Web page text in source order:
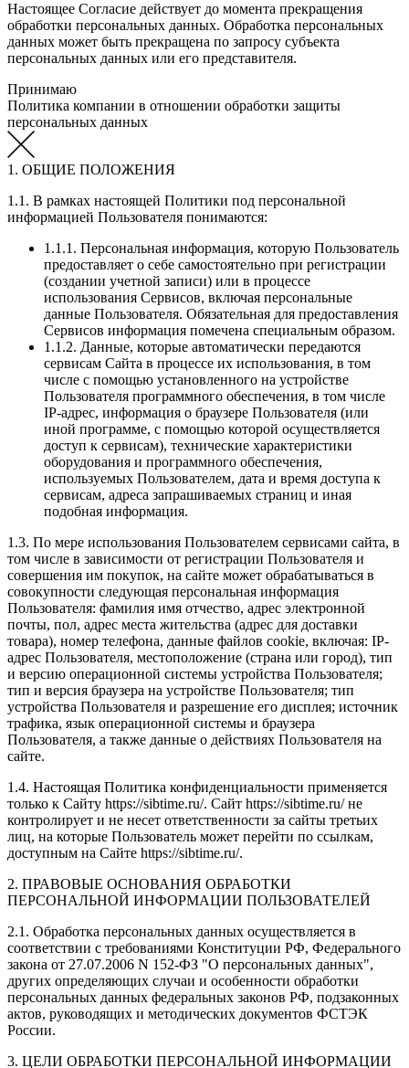
Настоящее Согласие действует до момента прекращения
обработки персональных данных. Обработка персональных
данных может быть прекращена по запросу субъекта
персональных данных или его представителя.
Принимаю
Политика компании в отношении обработки защиты
персональных данных
1. ОБЩИЕ ПОЛОЖЕНИЯ
1.1. В рамках настоящей Политики под персональной
информацией Пользователя понимаются:
1.1.1. Персональная информация, которую Пользователь
предоставляет о себе самостоятельно при регистрации
(создании учетной записи) или в процессе
использования Сервисов, включая персональные
данные Пользователя. Обязательная для предоставления
Сервисов информация помечена специальным образом.
1.1.2. Данные, которые автоматически передаются
сервисам Сайта в процессе их использования, в том
числе с помощью установленного на устройстве
Пользователя программного обеспечения, в том числе
IP-адрес, информация о браузере Пользователя (или
иной программе, с помощью которой осуществляется
доступ к сервисам), технические характеристики
оборудования и программного обеспечения,
используемых Пользователем, дата и время доступа к
сервисам, адреса запрашиваемых страниц и иная
подобная информация.
1.3. По мере использования Пользователем сервисами сайта, в
том числе в зависимости от регистрации Пользователя и
совершения им покупок, на сайте может обрабатываться в
совокупности следующая персональная информация
Пользователя: фамилия имя отчество, адрес электронной
почты, пол, адрес места жительства (адрес для доставки
товара), номер телефона, данные файлов cookie, включая: IP-
адрес Пользователя, местоположение (страна или город), тип
и версию операционной системы устройства Пользователя;
тип и версия браузера на устройстве Пользователя; тип
устройства Пользователя и разрешение его дисплея; источник
трафика, язык операционной системы и браузера
Пользователя, а также данные о действиях Пользователя на
сайте.
1.4. Настоящая Политика конфиденциальности применяется
только к Сайту https://sibtime.ru/. Сайт https://sibtime.ru/ не
контролирует и не несет ответственности за сайты третьих
лиц, на которые Пользователь может перейти по ссылкам,
доступным на Сайте https://sibtime.ru/.
2. ПРАВОВЫЕ ОСНОВАНИЯ ОБРАБОТКИ
ПЕРСОНАЛЬНОЙ ИНФОРМАЦИИ ПОЛЬЗОВАТЕЛЕЙ
2.1. Обработка персональных данных осуществляется в
соответствии с требованиями Конституции РФ, Федерального
закона от 27.07.2006 N 152-ФЗ "О персональных данных",
других определяющих случаи и особенности обработки
персональных данных федеральных законов РФ, подзаконных
актов, руководящих и методических документов ФСТЭК
России.
3. ЦЕЛИ ОБРАБОТКИ ПЕРСОНАЛЬНОЙ ИНФОРМАЦИИ